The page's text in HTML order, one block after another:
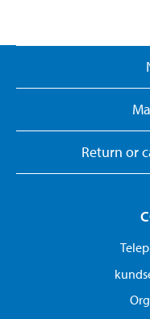
Return or